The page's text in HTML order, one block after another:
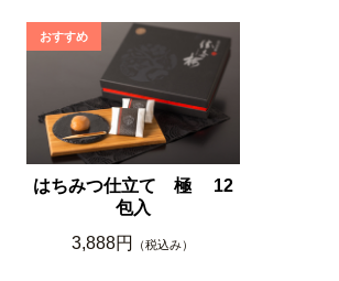
はちみつ仕立て 極 12
包入
3,888円
（税込み）